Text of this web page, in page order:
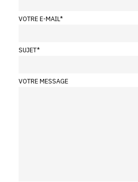
VOTRE E-MAIL*
SUJET*
VOTRE MESSAGE